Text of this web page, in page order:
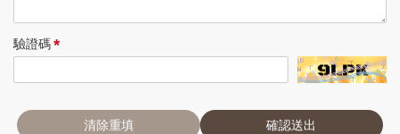
驗證碼*
清除重填 確認送出